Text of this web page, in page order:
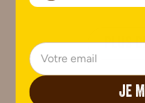
PLUS
JE